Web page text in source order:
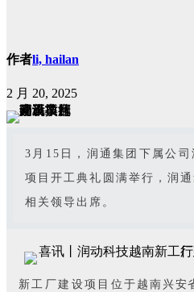
作者li, hailan
2 月 20, 2025
3月15日，润通集团下属公
项目开工典礼圆满举行，润
相关领导出席。
新工厂建设项目位于 越南兴安